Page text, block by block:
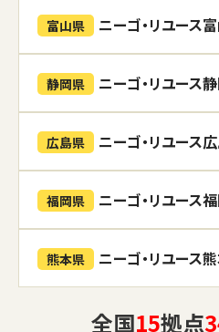
富山県 ニーゴ・リユース
静岡県 ニーゴ・リユース
広島県 ニーゴ・リユース
福岡県 ニーゴ・リユース
熊本県 ニーゴ・リユース
全国15拠点